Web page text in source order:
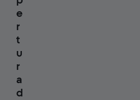
e
r
t
u
r
a
d